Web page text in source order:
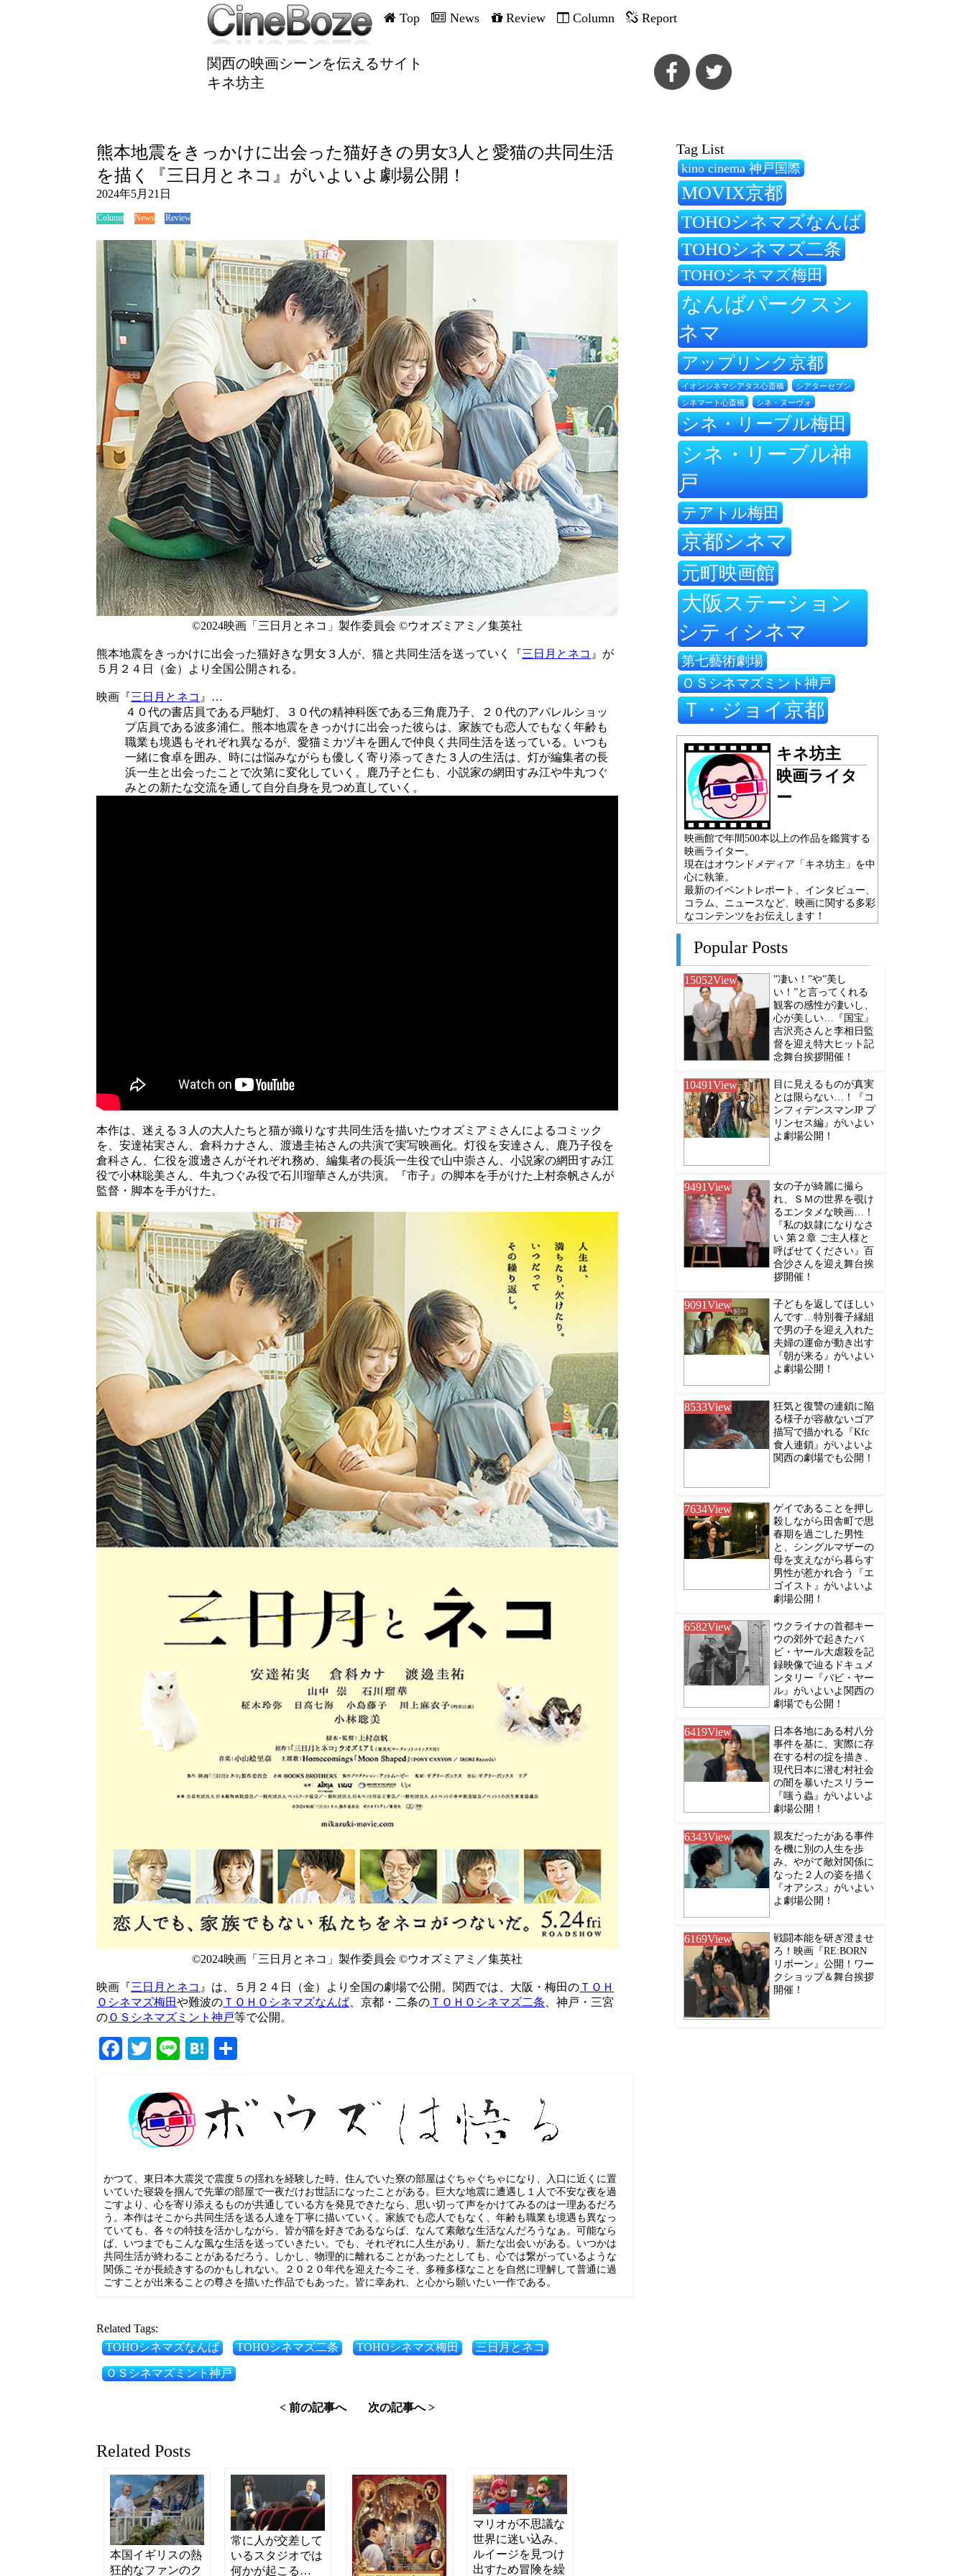
Top News Review Column Report
関西の映画シーンを伝えるサイト
キネ坊主
熊本地震をきっかけに出会った猫好きの男女3人と愛猫の共同生活
を描く『三日月とネコ』がいよいよ劇場公開！
2024年5月21日
Column News Review
©2024映画「三日月とネコ」製作委員会 ©ウオズミアミ／集英社
熊本地震をきっかけに出会った猫好きな男女３人が、猫と共同生活を送っていく『三日月とネコ 』が
５月２４日（金）より全国公開される。
映画『三日月とネコ 』…
４０代の書店員である戸馳灯、３０代の精神科医である三角鹿乃子、２０代のアパレルショッ
プ店員である波多浦仁。熊本地震をきっかけに出会った彼らは、家族でも恋人でもなく年齢も
職業も境遇もそれぞれ異なるが、愛猫ミカヅキを囲んで仲良く共同生活を送っている。いつも
一緒に食卓を囲み、時には悩みながらも優しく寄り添ってきた３人の生活は、灯が編集者の長
浜一生と出会ったことで次第に変化していく。鹿乃子と仁も、小説家の網田すみ江や牛丸つぐ
みとの新たな交流を通して自分自身を見つめ直していく。
本作は、迷える３人の大人たちと猫が織りなす共同生活を描いたウオズミアミさんによるコミック
を、安達祐実さん、倉科カナさん、渡邊圭祐さんの共演で実写映画化。灯役を安達さん、鹿乃子役を
倉科さん、仁役を渡邊さんがそれぞれ務め、編集者の長浜一生役で山中崇さん、小説家の網田すみ江
役で小林聡美さん、牛丸つぐみ役で石川瑠華さんが共演。『市子』の脚本を手がけた上村奈帆さんが
監督・脚本を手がけた。
©2024映画「三日月とネコ」製作委員会 ©ウオズミアミ／集英社
映画『三日月とネコ 』は、５月２４日（金）より全国の劇場で公開。関西では、大阪・梅田の ＴＯＨ
Ｏシネマズ梅田や難波の ＴＯＨＯシネマズなんば 、京都・二条の ＴＯＨＯシネマズ二条 、神戸・三宮
のＯＳシネマズミント神戸等で公開。
Facebook
TwitterLineHatena
かつて、東日本大震災で震度５の揺れを経験した時、住んでいた寮の部屋はぐちゃぐちゃになり、入口に近くに置
いていた寝袋を掴んで先輩の部屋で一夜だけお世話になったことがある。巨大な地震に遭遇し１人で不安な夜を過
ごすより、心を寄り添えるものが共通している方を発見できたなら、思い切って声をかけてみるのは一理あるだろ
う。本作はそこから共同生活を送る人達を丁寧に描いていく。家族でも恋人でもなく、年齢も職業も境遇も異なっ
ていても、各々の特技を活かしながら、皆が猫を好きであるならば、なんて素敵な生活なんだろうなぁ。可能なら
ば、いつまでもこんな風な生活を送っていきたい。でも、それぞれに人生があり、新たな出会いがある。いつかは
共同生活が終わることがあるだろう。しかし、物理的に離れることがあったとしても、心では繋がっているような
関係こそが長続きするのかもしれない。２０２０年代を迎えた今こそ、多種多様なことを自然に理解して普通に過
ごすことが出来ることの尊さを描いた作品でもあった。皆に幸あれ、と心から願いたい一作である。
Related Tags:
TOHOシネマズなんば
TOHOシネマズ二条 TOHOシネマズ梅田 三日月とネコ
ＯＳシネマズミント神戸
< 前の記事へ 次の記事へ >
Related Posts
本国イギリスの熱
狂的なファンのク
常に人が交差して
いるスタジオでは
何かが起こる…
マリオが不思議な
世界に迷い込み、
ルイージを見つけ
出すため冒険を繰
Tag List
kino cinema 神戸国際
MOVIX京都
TOHOシネマズなんば
TOHOシネマズ二条
TOHOシネマズ梅田
なんばパークスシ
ネマ
アップリンク京都
イオンシネマシアタス心斎橋 シアターセブン
シネマート心斎橋 シネ・ヌーヴォ
シネ・リーブル梅田
シネ・リーブル神
戸
テアトル梅田
京都シネマ
元町映画館
大阪ステーション
シティシネマ
第七藝術劇場
ＯＳシネマズミント神戸
Ｔ・ジョイ京都
キネ坊主
映画ライタ
ー
映画館で年間500本以上の作品を鑑賞する
映画ライター。
現在はオウンドメディア「キネ坊主」を中
心に執筆。
最新のイベントレポート、インタビュー、
コラム、ニュースなど、映画に関する多彩
なコンテンツをお伝えします！
Popular Posts
15052View
”凄い！”や”美し
い！”と言ってくれる
観客の感性が凄いし、
心が美しい…『国宝』
吉沢亮さんと李相日監
督を迎え特大ヒット記
念舞台挨拶開催！
10491View
目に見えるものが真実
とは限らない…！『コ
ンフィデンスマンJP プ
リンセス編』がいよい
よ劇場公開！
9491View
女の子が綺麗に撮ら
れ、ＳＭの世界を覗け
るエンタメな映画…！
『私の奴隷になりなさ
い 第２章 ご主人様と
呼ばせてください』百
合沙さんを迎え舞台挨
拶開催！
9091View
子どもを返してほしい
んです…特別養子縁組
で男の子を迎え入れた
夫婦の運命が動き出す
『朝が来る』がいよい
よ劇場公開！
8533View
狂気と復讐の連鎖に陥
る様子が容赦ないゴア
描写で描かれる『Kfc
食人連鎖』がいよいよ
関西の劇場でも公開！
7634View
ゲイであることを押し
殺しながら田舎町で思
春期を過ごした男性
と、シングルマザーの
母を支えながら暮らす
男性が惹かれ合う『エ
ゴイスト』がいよいよ
劇場公開！
6582View
ウクライナの首都キー
ウの郊外で起きたバ
ビ・ヤール大虐殺を記
録映像で辿るドキュメ
ンタリー『バビ・ヤー
ル』がいよいよ関西の
劇場でも公開！
6419View
日本各地にある村八分
事件を基に、実際に存
在する村の掟を描き、
現代日本に潜む村社会
の闇を暴いたスリラー
『嗤う蟲』がいよいよ
劇場公開！
6343View
親友だったがある事件
を機に別の人生を歩
み、やがて敵対関係に
なった２人の姿を描く
『オアシス』がいよい
よ劇場公開！
6169View
戦闘本能を研ぎ澄ませ
ろ！映画『RE:BORN
リボーン』公開！ワー
クショップ＆舞台挨拶
開催！